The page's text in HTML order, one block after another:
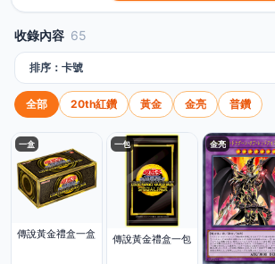
收錄內容 65
排序方式
全部 20th紅鑽 黃金 金亮 普鑽
一盒
傳說黃金禮盒一盒
一包
傳說黃金禮盒一包
金亮